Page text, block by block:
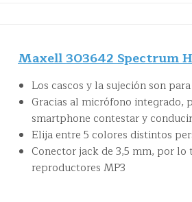
Maxell 303642 Spectrum
Los cascos y la sujeción son
Gracias al micrófono integrado,
smartphone contestar y conducir
Elija entre 5 colores distintos
Conector jack de 3,5 mm, por
reproductores MP3